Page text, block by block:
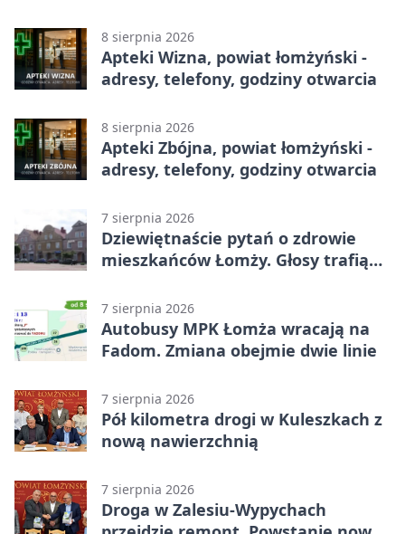
8 sierpnia 2026
Apteki Wizna, powiat łomżyński -
adresy, telefony, godziny otwarcia
8 sierpnia 2026
Apteki Zbójna, powiat łomżyński -
adresy, telefony, godziny otwarcia
7 sierpnia 2026
Dziewiętnaście pytań o zdrowie
mieszkańców Łomży. Głosy trafią
7 sierpnia 2026
Autobusy MPK Łomża wracają na
Fadom. Zmiana obejmie dwie linie
7 sierpnia 2026
Pół kilometra drogi w Kuleszkach z
nową nawierzchnią
7 sierpnia 2026
Droga w Zalesiu-Wypychach